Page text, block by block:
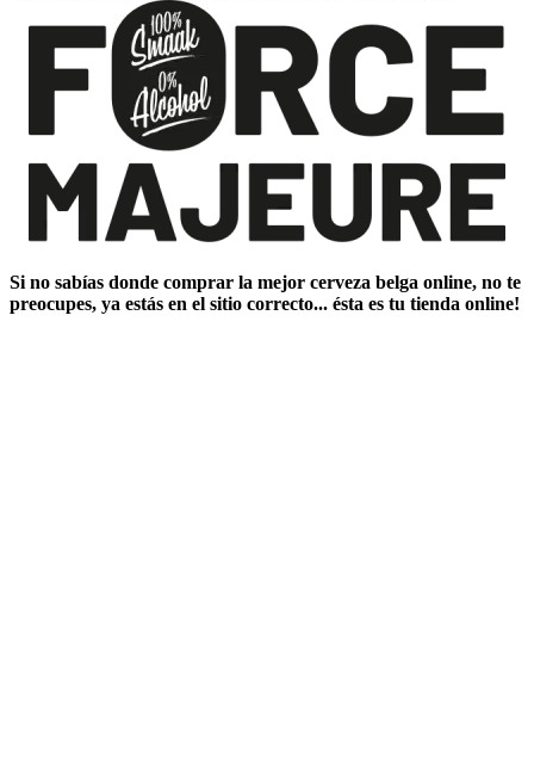
Si no sabías ​ donde comprar la mejor cerveza belga online​, no te
preocupes, ya estás en el sitio correcto... ésta es tu tienda online!